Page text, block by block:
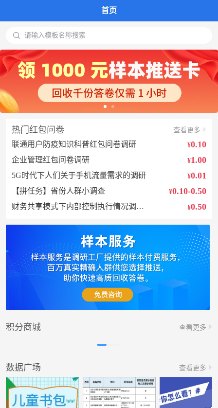
首页
 请输入模板名称搜索
热门红包问卷 查看更多
联通用户防疫知识科普红包问卷调研 ¥0.10
企业管理红包问卷 调研 ¥1.00
5G时代下人们关于手机流量需求的调研 ¥0.01
【拼任务】省份人群小调查 ¥0.10-0.50
财务共享模式下内部控制执行情况调查问卷 ¥0.50
积分商城 查看更多
数据广场 查看更多